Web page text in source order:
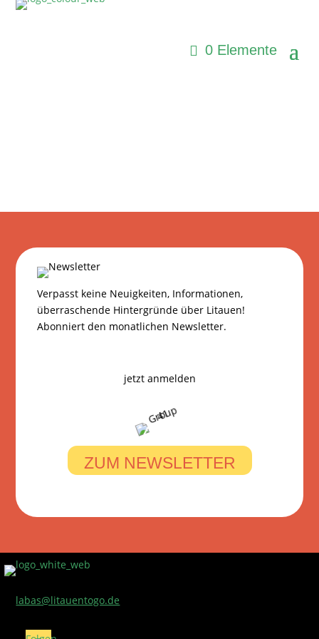
0 Elemente
Verpasst keine Neuigkeiten, Informationen,
überraschende Hintergründe über Litauen!
Abonniert den monatlichen Newsletter.
jetzt anmelden
ZUM NEWSLETTER
© Litauen To Go 2023
labas@litauentogo.de